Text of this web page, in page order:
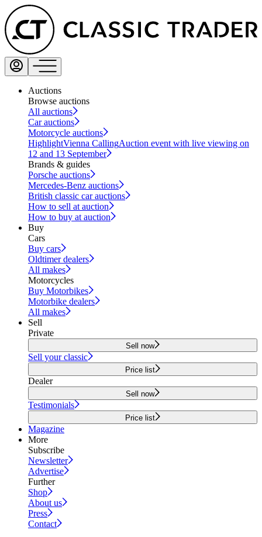
Auctions
Browse auctions
All auctions
Car auctions
Motorcycle auctions
HighlightVienna CallingAuction event with live viewing on
12 and 13 September
Brands & guides
Porsche auctions
Mercedes-Benz auctions
British classic car auctions
How to sell at auction
How to buy at auction
Buy
Cars
Buy cars
Oldtimer dealers
All makes
Motorcycles
Buy Motorbikes
Motorbike dealers
All makes
Sell
Private
Sell now
Sell your classic
Price list
Dealer
Sell now
Testimonials
Price list
Magazine
More
Subscribe
Newsletter
Advertise
Further
Shop
About us
Press
Contact